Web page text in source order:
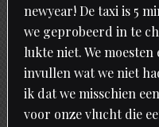
newyear! De taxi is 5
we geprobeerd in te
lukte niet. We moesten
invullen wat we niet
ik dat we misschien
voor onze vlucht die